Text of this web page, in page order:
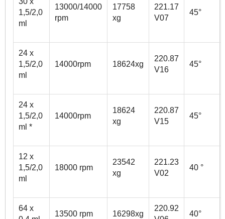
1,5/2,0
ml
13000/14000
rpm
17758
xg
221.17
V07
45°
24 x
1,5/2,0
ml
14000rpm 18624xg
220.87
V16
45°
24 x
1,5/2,0
ml *
14000rpm
18624
xg
220.87
V15
45°
12 x
1,5/2,0
ml
18000 rpm
23542
xg
221.23
V02
40 °
64 x
13500 rpm 16298xg
220.92
40°